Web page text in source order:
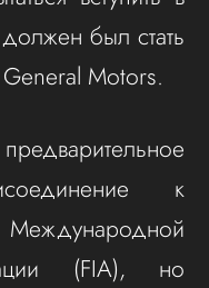
был стать
Motors.
к
Международной
(FIA), но